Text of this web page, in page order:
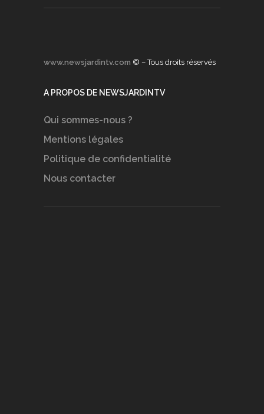
www.newsjardintv.com © – Tous droits réservés
A PROPOS DE NEWSJARDINTV
Qui sommes-nous ?
Mentions légales
Politique de confidentialité
Nous contacter